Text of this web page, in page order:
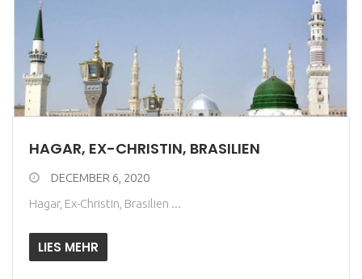
HAGAR, EX-CHRISTIN, BRASILIEN
DECEMBER 6, 2020
Hagar, Ex-Christin, Brasilien ...
LIES MEHR